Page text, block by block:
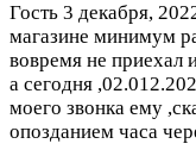
Гость 3 декабря,
магазине минимум
вовремя не приехал
а сегодня
моего звонка ему
опозданием часа